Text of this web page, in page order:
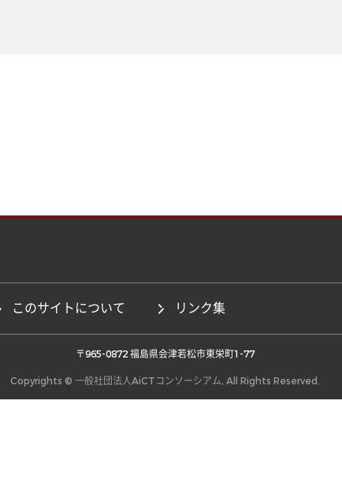
このサイトについて リンク集
〒965-0872 福島県会津若松市東栄町1-77
Copyrights © 一般社団法人AiCTコンソーシアム, All Rights Reserved.